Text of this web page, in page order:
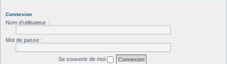
Connexion
Nom d’utilisateur :
Mot de passe :
Se souvenir de moi